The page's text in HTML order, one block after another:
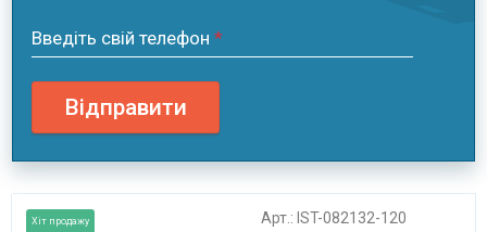
Введіть свій телефон *
Відправити
Хіт продажу Арт.: IST-082132-120